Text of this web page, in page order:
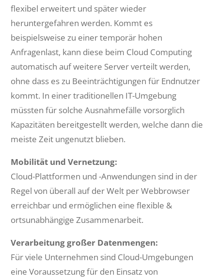
flexibel erweitert und später wieder
heruntergefahren werden. Kommt es
beispielsweise zu einer temporär hohen
Anfragenlast, kann diese beim Cloud Computing
automatisch auf weitere Server verteilt werden,
ohne dass es zu Beeinträchtigungen für Endnutzer
kommt. In einer traditionellen IT-Umgebung
müssten für solche Ausnahmefälle vorsorglich
Kapazitäten bereitgestellt werden, welche dann die
meiste Zeit ungenutzt blieben.
Mobilität und Vernetzung:
Cloud-Plattformen und -Anwendungen sind in der
Regel von überall auf der Welt per Webbrowser
erreichbar und ermöglichen eine flexible &
ortsunabhängige Zusammenarbeit.
Verarbeitung großer Datenmengen:
Für viele Unternehmen sind Cloud-Umgebungen
eine Voraussetzung für den Einsatz von